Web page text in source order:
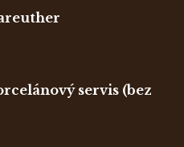
servis (bez